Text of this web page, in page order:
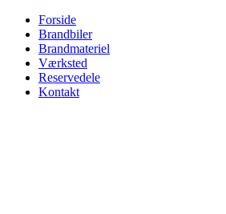
Forside
Brandbiler
Brandmateriel
Værksted
Reservedele
Kontakt